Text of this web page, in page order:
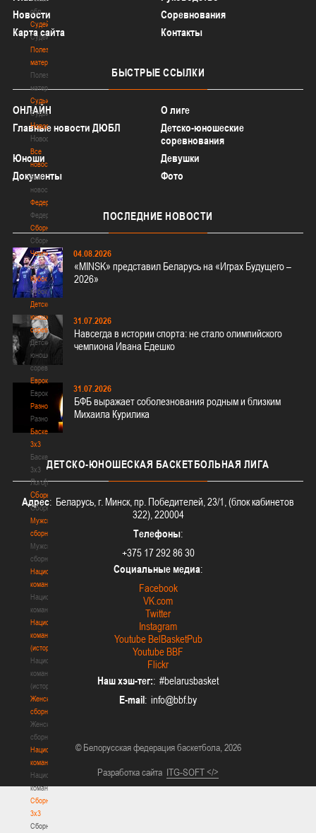
обл
Судейство
Судейство
Полезные
материалы
Полезные
материалы
Судьи
Судьи
Новости
Новости
Все
новости
Все
новости
Федерация
Федерация
Сборные
Сборные
Чемпионат
Чемпионат
Кубок
Кубок
Детско-
юношеские
соревнования
Детско-
юношеские
соревнования
Еврокубки
Еврокубки
Разное
Разное
Баскетбол
3х3
Баскетбол
3х3
Лого[modid=121]
Сборные
Сборные
Мужские
сборные
Мужские
сборные
Национальная
команда
Национальная
команда
Национальная
команда
(история)
Национальная
команда
(история)
Женские
сборные
Женские
сборные
Национальная
команда
Национальная
команда
Сборные
3х3
Сборные
Новости
Соревнования
Карта сайта
Контакты
БЫСТРЫЕ ССЫЛКИ
ОНЛАЙН
О лиге
Главные новости ДЮБЛ
Детско-юношеские
соревнования
Юноши
Девушки
Документы
Фото
ПОСЛЕДНИЕ НОВОСТИ
04.08.2026
«MINSK» представил Беларусь на «Играх Будущего –
2026»
31.07.2026
Навсегда в истории спорта: не стало олимпийского
чемпиона Ивана Едешко
31.07.2026
БФБ выражает соболезнования родным и близким
Михаила Курилика
ДЕТСКО-ЮНОШЕСКАЯ БАСКЕТБОЛЬНАЯ ЛИГА
Адрес: Беларусь, г. Минск, пр. Победителей, 23/1, (блок кабинетов
322), 220004
Телефоны:
+375 17 292 86 30
Социальные медиа:
Facebook
VK.com
Twitter
Instagram
Youtube BelBasketPub
Youtube BBF
Flickr
Наш хэш-тег:: #belarusbasket
E-mail:
© Белорусская федерация баскетбола, 2026
Разработка сайта ITG-SOFT </>